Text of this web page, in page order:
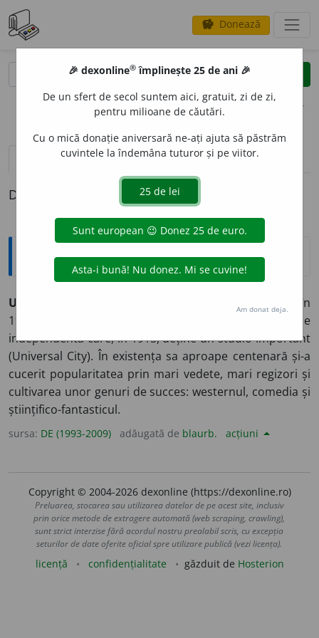
savings Donează
clear
opțiuni
definiții (1) pronunțievolume_up (50)
Definiția cu ID-ul 572713:
Enciclopedice
UNIVERSAL,
casă americană de producție fondată, în
1912, de către Carl Laemmle. Prima companie
independentă care, în 1915, deține un studio important
(Universal City). În existența sa aproape centenară și-a
cucerit popularitatea prin mari vedete, mari regizori și
cultivarea unor genuri de succes: westernul, comedia și
științifico-fantasticul.
sursa: DE (1993-2009) adăugată de blaurb. acțiuni
Copyright © 2004-2026 dexonline (https://dexonline.ro)
Preluarea, stocarea sau utilizarea datelor de pe acest site, inclusiv
prin orice metode de extragere automată (web scraping, crawling),
sunt strict interzise fără acordul nostru prealabil scris, cu excepția
seturilor de date oferite oficial spre utilizare publică (vezi licența).
licență confidențialitate găzduit de Hosterion
🎉 dexonline® împlinește 25 de ani 🎉
De un sfert de secol suntem aici, gratuit, zi de zi,
pentru milioane de căutări.
Cu o mică donație aniversară ne-ați ajuta să păstrăm
cuvintele la îndemâna tuturor și pe viitor.
Am donat deja.